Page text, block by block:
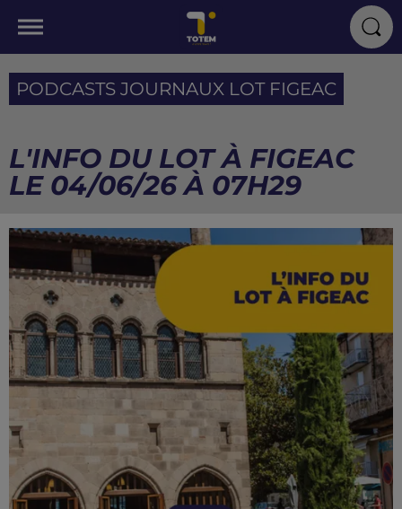
PODCASTS JOURNAUX LOT FIGEAC
L'INFO DU LOT À FIGEAC
LE 04/06/26 À 07H29